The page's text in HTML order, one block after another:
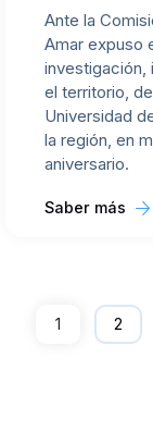
Ante la
Amar expuso
investigación,
el territorio,
Universidad
la región, en
aniversario.
Saber más
1 2